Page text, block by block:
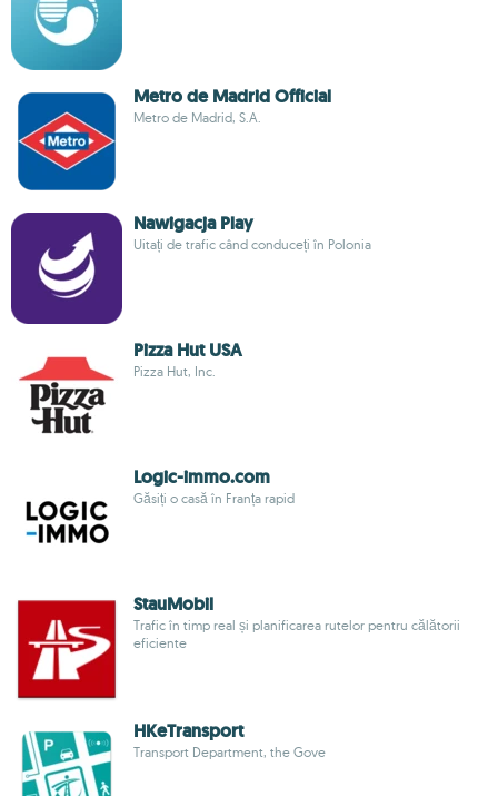
Metro de Madrid Official
Metro de Madrid, S.A.
Nawigacja Play
Uitați de trafic când conduceți în Polonia
Pizza Hut USA
Pizza Hut, Inc.
Logic-immo.com
Găsiți o casă în Franța rapid
StauMobil
Trafic în timp real și planificarea rutelor pentru călătorii
eficiente
HKeTransport
Transport Department, the Gove